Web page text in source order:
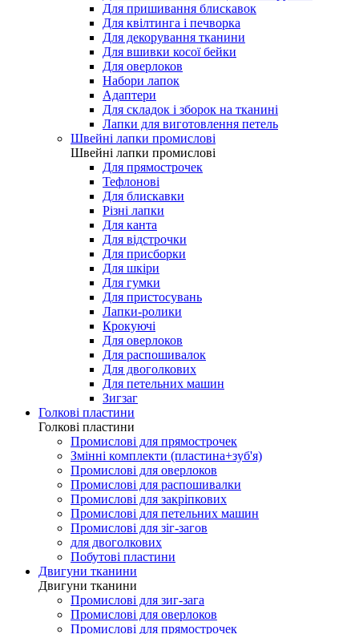
Для пришивання блискавок
Для квілтинга і печворка
Для декорування тканини
Для вшивки косої бейки
Для оверлоков
Набори лапок
Адаптери
Для складок і зборок на тканині
Лапки для виготовлення петель
Швейні лапки промислові
Швейні лапки промислові
Для прямострочек
Тефлонові
Для блискавки
Різні лапки
Для канта
Для відстрочки
Для присборки
Для шкіри
Для гумки
Для пристосувань
Лапки-ролики
Крокуючі
Для оверлоков
Для распошивалок
Для двоголкових
Для петельних машин
Зигзаг
Голкові пластини
Голкові пластини
Промислові для прямострочек
Змінні комплекти (пластина+зуб'я)
Промислові для оверлоков
Промислові для распошивалки
Промислові для закріпкових
Промислові для петельних машин
Промислові для зіг-загов
для двоголкових
Побутові пластини
Двигуни тканини
Двигуни тканини
Промислові для зиг-зага
Промислові для оверлоков
Промислові для прямострочек